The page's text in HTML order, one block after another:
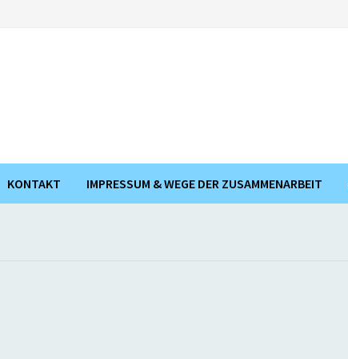
KONTAKT IMPRESSUM & WEGE DER ZUSAMMENARBEIT